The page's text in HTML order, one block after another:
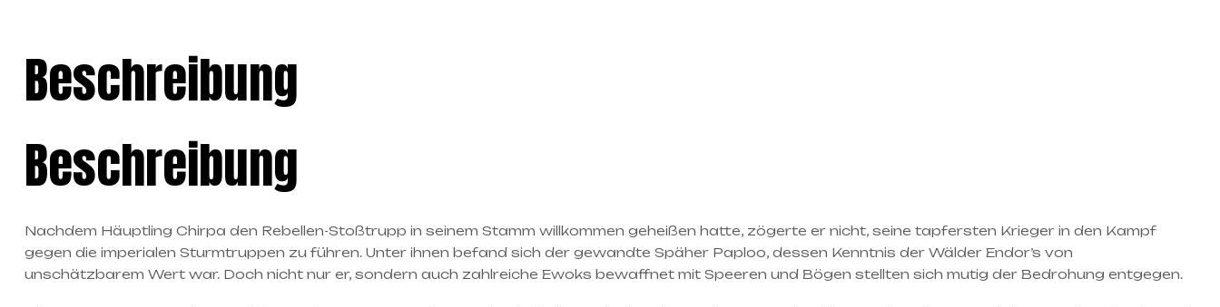
Beschreibung
Beschreibung
Nachdem Häuptling Chirpa den Rebellen-Stoßtrupp in seinem Stamm willkommen geheißen hatte, zögerte er nicht, seine tapfersten Krieger in den Kampf
gegen die imperialen Sturmtruppen zu führen. Unter ihnen befand sich der gewandte Späher Paploo, dessen Kenntnis der Wälder Endor’s von
unschätzbarem Wert war. Doch nicht nur er, sondern auch zahlreiche Ewoks bewaffnet mit Speeren und Bögen stellten sich mutig der Bedrohung entgegen.